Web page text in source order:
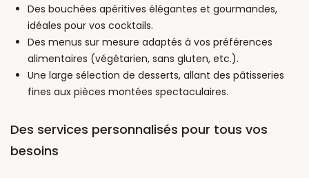
Des bouchées apéritives élégantes et gourmandes,
idéales pour vos cocktails.
Des menus sur mesure adaptés à vos préférences
alimentaires (végétarien, sans gluten, etc.).
Une large sélection de desserts, allant des pâtisseries
fines aux pièces montées spectaculaires.
Des services personnalisés pour tous vos
besoins